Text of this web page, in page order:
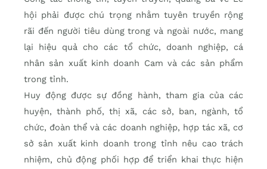
hội phải được chú trọng nhằm tuyên truyền rộng
rãi đến người tiêu dùng trong và ngoài nước, mang
lại hiệu quả cho các tổ chức, doanh nghiệp, cá
nhân sản xuất kinh doanh Cam và các sản phẩm
trong tỉnh.
Huy động được sự đồng hành, tham gia của các
huyện, thành phố, thị xã, các sở, ban, ngành, tổ
chức, đoàn thể và các doanh nghiệp, hợp tác xã, cơ
sở sản xuất kinh doanh trong tỉnh nêu cao trách
nhiệm, chủ động phối hợp để triển khai thực hiện